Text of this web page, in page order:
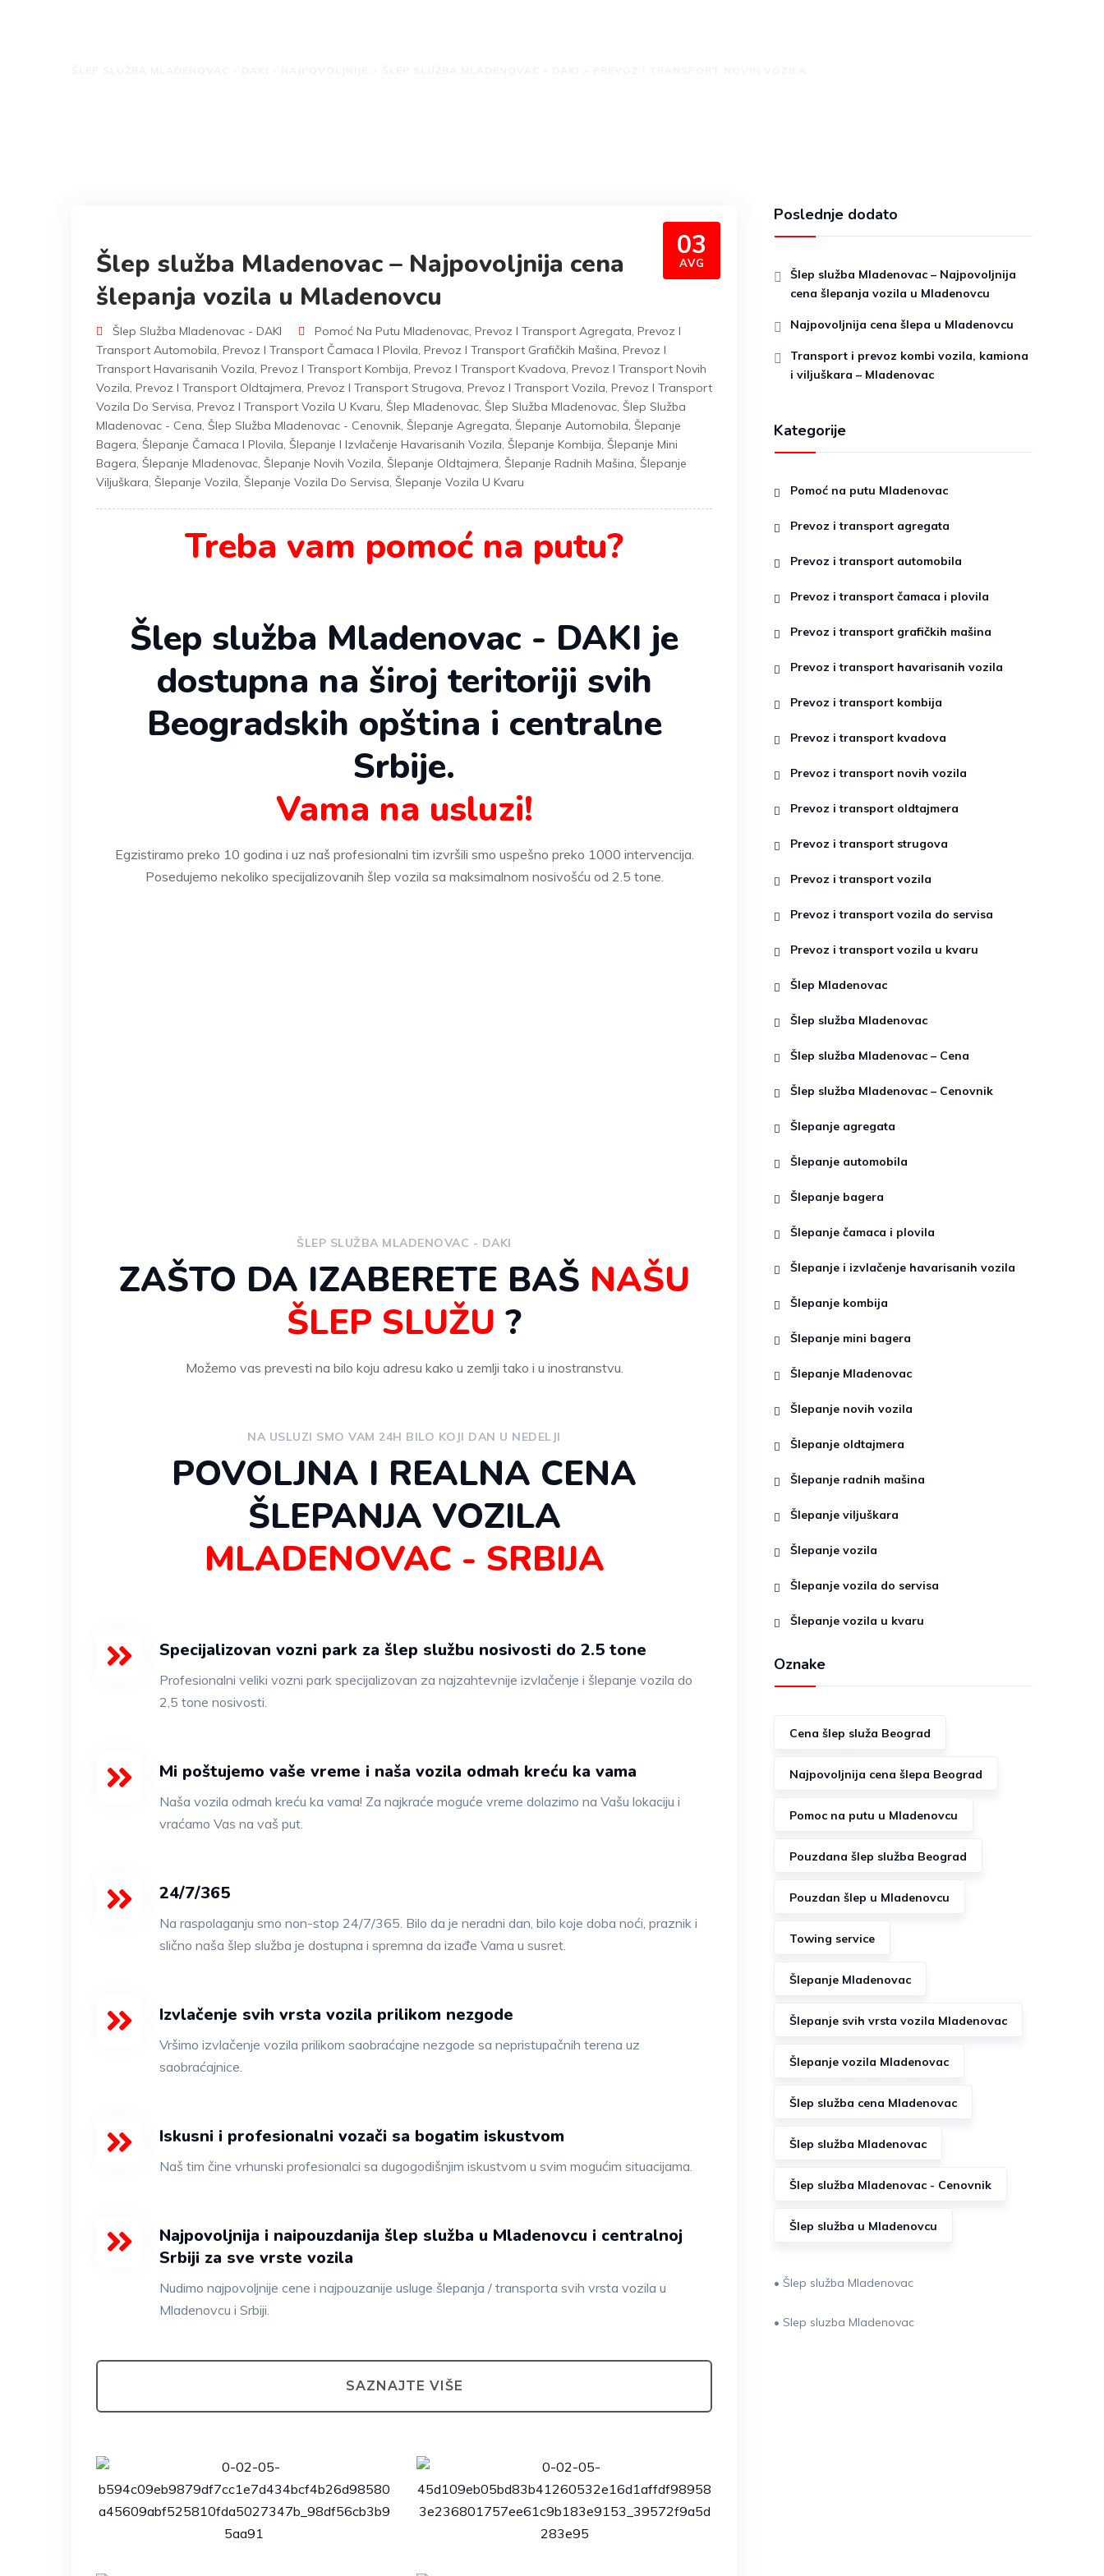
03
AVG
Šlep služba Mladenovac – Najpovoljnija cena
šlepanja vozila u Mladenovcu
Šlep Služba Mladenovac - DAKI Pomoć Na Putu Mladenovac, Prevoz I Transport Agregata, Prevoz I
Transport Automobila, Prevoz I Transport Čamaca I Plovila, Prevoz I Transport Grafičkih Mašina, Prevoz I
Transport Havarisanih Vozila, Prevoz I Transport Kombija, Prevoz I Transport Kvadova, Prevoz I Transport Novih
Vozila, Prevoz I Transport Oldtajmera, Prevoz I Transport Strugova, Prevoz I Transport Vozila, Prevoz I Transport
Vozila Do Servisa, Prevoz I Transport Vozila U Kvaru, Šlep Mladenovac, Šlep Služba Mladenovac, Šlep Služba
Mladenovac - Cena, Šlep Služba Mladenovac - Cenovnik, Šlepanje Agregata, Šlepanje Automobila, Šlepanje
Bagera, Šlepanje Čamaca I Plovila, Šlepanje I Izvlačenje Havarisanih Vozila, Šlepanje Kombija, Šlepanje Mini
Bagera, Šlepanje Mladenovac, Šlepanje Novih Vozila, Šlepanje Oldtajmera, Šlepanje Radnih Mašina, Šlepanje
Viljuškara, Šlepanje Vozila, Šlepanje Vozila Do Servisa, Šlepanje Vozila U Kvaru
Treba vam pomoć na putu?
Šlep služba Mladenovac - DAKI je
dostupna na široj teritoriji svih
Beogradskih opština i centralne
Srbije.
Vama na usluzi!
Egzistiramo preko 10 godina i uz naš profesionalni tim izvršili smo uspešno preko 1000 intervencija.
Posedujemo nekoliko specijalizovanih šlep vozila sa maksimalnom nosivošću od 2.5 tone.
ŠLEP SLUŽBA MLADENOVAC - DAKI
ZAŠTO DA IZABERETE BAŠ NAŠU
ŠLEP SLUŽU ?
Možemo vas prevesti na bilo koju adresu kako u zemlji tako i u inostranstvu.
NA USLUZI SMO VAM 24H BILO KOJI DAN U NEDELJI
POVOLJNA I REALNA CENA
ŠLEPANJA VOZILA
MLADENOVAC - SRBIJA
Specijalizovan vozni park za šlep službu nosivosti do 2.5 tone
Profesionalni veliki vozni park specijalizovan za najzahtevnije izvlačenje i šlepanje vozila do
2,5 tone nosivosti.
Mi poštujemo vaše vreme i naša vozila odmah kreću ka vama
Naša vozila odmah kreću ka vama! Za najkraće moguće vreme dolazimo na Vašu lokaciju i
vraćamo Vas na vaš put.
24/7/365
Na raspolaganju smo non-stop 24/7/365. Bilo da je neradni dan, bilo koje doba noći, praznik i
slično naša šlep služba je dostupna i spremna da izađe Vama u susret.
Izvlačenje svih vrsta vozila prilikom nezgode
Vršimo izvlačenje vozila prilikom saobraćajne nezgode sa nepristupačnih terena uz
saobraćajnice.
Iskusni i profesionalni vozači sa bogatim iskustvom
Naš tim čine vrhunski profesionalci sa dugogodišnjim iskustvom u svim mogućim situacijama.
Najpovoljnija i naipouzdanija šlep služba u Mladenovcu i centralnoj
Srbiji za sve vrste vozila
Nudimo najpovoljnije cene i najpouzanije usluge šlepanja / transporta svih vrsta vozila u
Mladenovcu i Srbiji.
SAZNAJTE VIŠE
Poslednje dodato
Šlep služba Mladenovac – Najpovoljnija
cena šlepanja vozila u Mladenovcu
Najpovoljnija cena šlepa u Mladenovcu
Transport i prevoz kombi vozila, kamiona
i viljuškara – Mladenovac
Kategorije
Pomoć na putu Mladenovac
Prevoz i transport agregata
Prevoz i transport automobila
Prevoz i transport čamaca i plovila
Prevoz i transport grafičkih mašina
Prevoz i transport havarisanih vozila
Prevoz i transport kombija
Prevoz i transport kvadova
Prevoz i transport novih vozila
Prevoz i transport oldtajmera
Prevoz i transport strugova
Prevoz i transport vozila
Prevoz i transport vozila do servisa
Prevoz i transport vozila u kvaru
Šlep Mladenovac
Šlep služba Mladenovac
Šlep služba Mladenovac – Cena
Šlep služba Mladenovac – Cenovnik
Šlepanje agregata
Šlepanje automobila
Šlepanje bagera
Šlepanje čamaca i plovila
Šlepanje i izvlačenje havarisanih vozila
Šlepanje kombija
Šlepanje mini bagera
Šlepanje Mladenovac
Šlepanje novih vozila
Šlepanje oldtajmera
Šlepanje radnih mašina
Šlepanje viljuškara
Šlepanje vozila
Šlepanje vozila do servisa
Šlepanje vozila u kvaru
Oznake
Cena šlep služa Beograd
Najpovoljnija cena šlepa Beograd
Pomoc na putu u Mladenovcu
Pouzdana šlep služba Beograd
Pouzdan šlep u Mladenovcu
Towing service
Šlepanje Mladenovac
Šlepanje svih vrsta vozila Mladenovac
Šlepanje vozila Mladenovac
Šlep služba cena Mladenovac
Šlep služba Mladenovac
Šlep služba Mladenovac - Cenovnik
Šlep služba u Mladenovcu
• Šlep služba Mladenovac
• Slep sluzba Mladenovac